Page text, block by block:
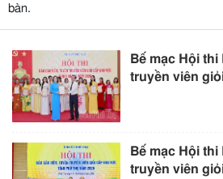
bàn.
Bế mạc Hội
truyền viên
Bế mạc Hội
truyền viên